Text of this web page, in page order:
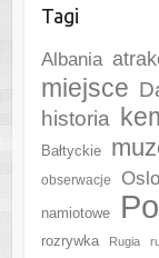
Tagi
Albania
miejsce
historia
Bałtyckie
obserwacje Oslo
namiotowe
rozrywka
Rugia